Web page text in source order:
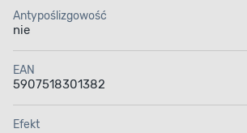
to 31 x 62 cm, a jego grubość
do pokrycia 1,54 m² podłogi. Płytka
Antypoślizgowość
nie
EAN
5907518301382
Efekt